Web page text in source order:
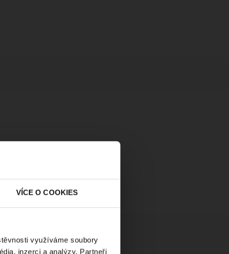
VÍCE O COOKIES
využíváme soubory
inzerci a analýzy. Partneři